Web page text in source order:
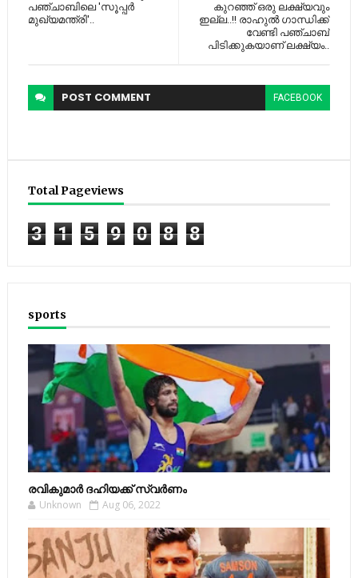
കുറഞ്ഞ് ഒരു ലക്ഷ്യവും
ഇല്ല..!! രാഹുല്‍ ഗാന്ധിക്ക്
വേണ്ടി പഞ്ചാബ്
പിടിക്കുകയാണ് ലക്ഷ്യം..
പഞ്ചാബിലെ 'സൂപ്പര്‍
മുഖ്യമന്ത്രി'..
POST COMMENT FACEBOOK
Total Pageviews
3 1 5 9 0 8 8
sports
രവികുമാര്‍ ദഹിയക്ക് സ്വര്‍ണം
Unknown Aug 06, 2022